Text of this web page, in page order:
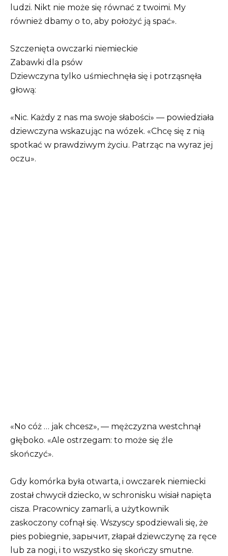
ludzi. Nikt nie może się równać z twoimi. My
również dbamy o to, aby położyć ją spać».
Szczenięta owczarki niemieckie
Zabawki dla psów
Dziewczyna tylko uśmiechnęła się i potrząsnęła
głową:
«Nic. Każdy z nas ma swoje słabości» — powiedziała
dziewczyna wskazując na wózek. «Chcę się z nią
spotkać w prawdziwym życiu. Patrząc na wyraz jej
oczu».
«No cóż … jak chcesz», — mężczyzna westchnął
głęboko. «Ale ostrzegam: to może się źle
skończyć».
Gdy komórka była otwarta, i owczarek niemiecki
został chwycił dziecko, w schronisku wisiał napięta
cisza. Pracownicy zamarli, a użytkownik
zaskoczony cofnął się. Wszyscy spodziewali się, że
pies pobiegnie, зарычит, złapał dziewczynę za ręce
lub za nogi, i to wszystko się skończy smutne.